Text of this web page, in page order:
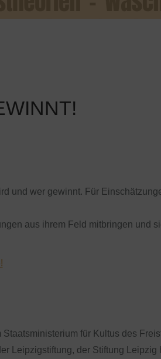
und wer gewinnt. Für
aus ihrem Feld mitbringen und
für Kultus des
Leipzigstiftung, der Stiftung